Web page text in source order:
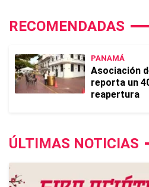
RECOMENDADAS
PANAMÁ
Asociación
reporta un
reapertura
ÚLTIMAS NOTICIAS